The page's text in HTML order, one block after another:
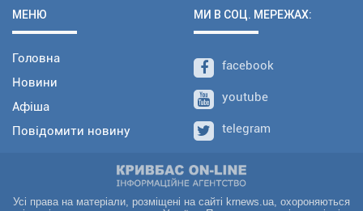
МЕНЮ
Головна
Новини
Афіша
Повідомити новину
МИ В СОЦ. МЕРЕЖАХ:
facebook
youtube
telegram
Усі права на матеріали, розміщені на сайті krnews.ua, охороняються